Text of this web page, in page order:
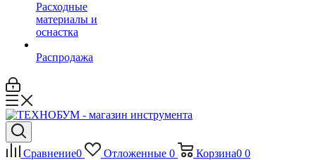
Расходные
материалы и
оснастка
Распродажа
Сравнение0 Отложенные 0 Корзина0 0